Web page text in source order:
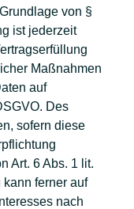
von §
ist jederzeit
Maßnahmen
auf
Des
sofern diese
Art. 6 Abs. 1 lit.
ferner auf
nach